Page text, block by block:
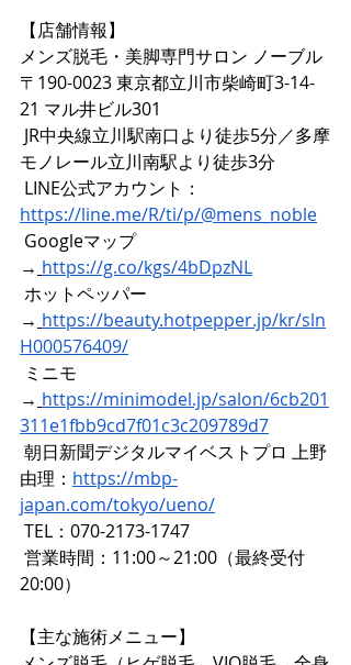
【店舗情報】
メンズ脱毛・美脚専門サロン ノーブル
〒190-0023 東京都立川市柴崎町3-14-
21 マル井ビル301
JR中央線立川駅南口より徒歩5分／多摩
モノレール立川南駅より徒歩3分
LINE公式アカウント：
https://line.me/R/ti/p/@mens_noble
Googleマップ
→ https://g.co/kgs/4bDpzNL
ホットペッパー
→ https://beauty.hotpepper.jp/kr/sln
H000576409/
ミニモ
→ https://minimodel.jp/salon/6cb201
311e1fbb9cd7f01c3c209789d7
朝日新聞デジタルマイベストプロ 上野
由理： https://mbp-
japan.com/tokyo/ueno/
TEL：070-2173-1747
営業時間：11:00～21:00（最終受付
20:00）
【主な施術メニュー】